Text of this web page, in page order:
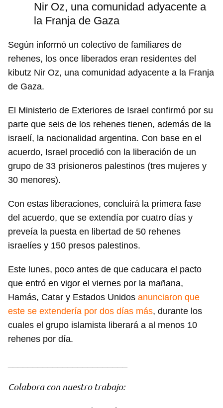
Nir Oz, una comunidad adyacente a
la Franja de Gaza
Según informó un colectivo de familiares de
rehenes, los once liberados eran residentes del
kibutz Nir Oz, una comunidad adyacente a la Franja
de Gaza.
El Ministerio de Exteriores de Israel confirmó por su
parte que seis de los rehenes tienen, además de la
israelí, la nacionalidad argentina. Con base en el
acuerdo, Israel procedió con la liberación de un
grupo de 33 prisioneros palestinos (tres mujeres y
30 menores).
Con estas liberaciones, concluirá la primera fase
del acuerdo, que se extendía por cuatro días y
preveía la puesta en libertad de 50 rehenes
israelíes y 150 presos palestinos.
Este lunes, poco antes de que caducara el pacto
que entró en vigor el viernes por la mañana,
Hamás, Catar y Estados Unidos anunciaron que
este se extendería por dos días más, durante los
cuales el grupo islamista liberará a al menos 10
rehenes por día.
Colabora con nuestro trabajo: